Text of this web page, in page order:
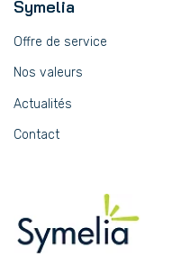
Symelia
Offre de service
Nos valeurs
Actualités
Contact